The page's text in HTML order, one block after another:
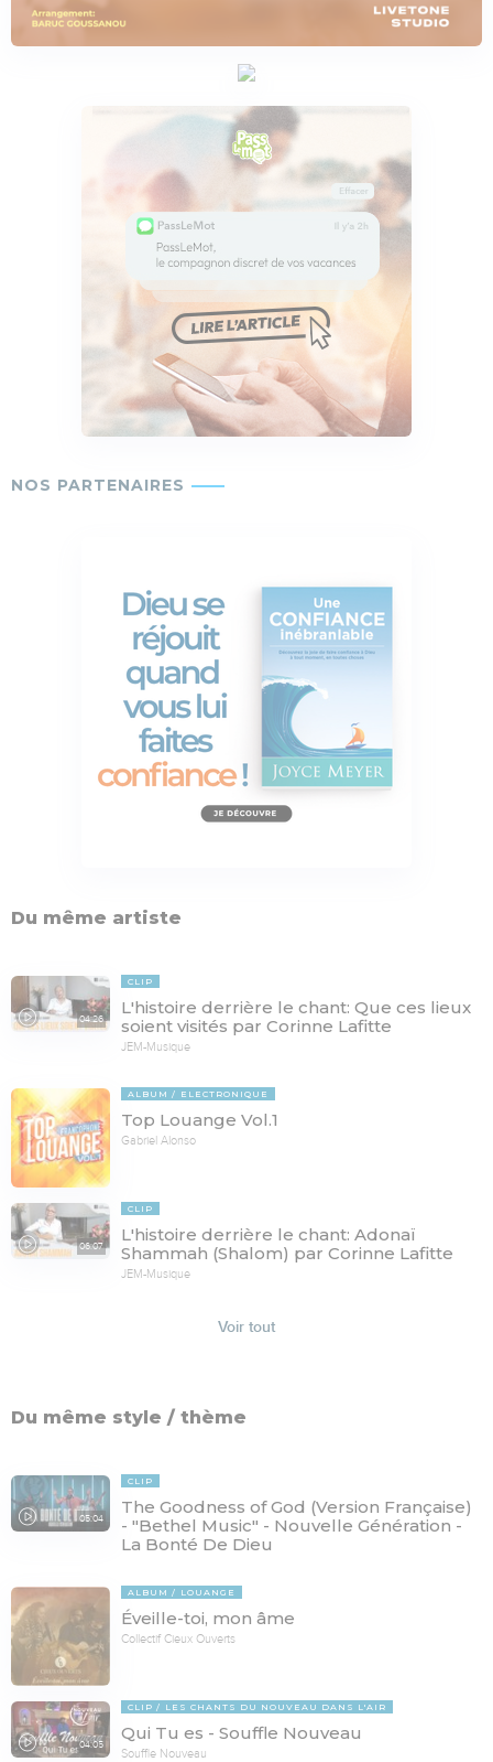
Du même artiste
04:26
CLIP
L'histoire derrière le chant: Que ces lieux
soient visités par Corinne Lafitte
JEM-Musique
ALBUM ELECTRONIQUE
Top Louange Vol.1
Gabriel Alonso
06:07
CLIP
L'histoire derrière le chant: Adonaï
Shammah (Shalom) par Corinne Lafitte
JEM-Musique
Voir tout
Du même style / thème
05:04
CLIP
The Goodness of God (Version Française)
- "Bethel Music" - Nouvelle Génération -
La Bonté De Dieu
ALBUM LOUANGE
Éveille-toi, mon âme
Collectif Cieux Ouverts
04:05
CLIP LES CHANTS DU NOUVEAU DANS L'AIR
Qui Tu es - Souffle Nouveau
Souffle Nouveau